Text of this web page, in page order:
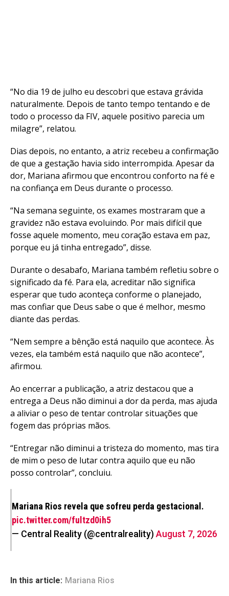
“No dia 19 de julho eu descobri que estava grávida
naturalmente. Depois de tanto tempo tentando e de
todo o processo da FIV, aquele positivo parecia um
milagre”, relatou.
Dias depois, no entanto, a atriz recebeu a confirmação
de que a gestação havia sido interrompida. Apesar da
dor, Mariana afirmou que encontrou conforto na fé e
na confiança em Deus durante o processo.
“Na semana seguinte, os exames mostraram que a
gravidez não estava evoluindo. Por mais difícil que
fosse aquele momento, meu coração estava em paz,
porque eu já tinha entregado”, disse.
Durante o desabafo, Mariana também refletiu sobre o
significado da fé. Para ela, acreditar não significa
esperar que tudo aconteça conforme o planejado,
mas confiar que Deus sabe o que é melhor, mesmo
diante das perdas.
“Nem sempre a bênção está naquilo que acontece. Às
vezes, ela também está naquilo que não acontece”,
afirmou.
Ao encerrar a publicação, a atriz destacou que a
entrega a Deus não diminui a dor da perda, mas ajuda
a aliviar o peso de tentar controlar situações que
fogem das próprias mãos.
“Entregar não diminui a tristeza do momento, mas tira
de mim o peso de lutar contra aquilo que eu não
posso controlar”, concluiu.
Mariana Rios revela que sofreu perda gestacional.
pic.twitter.com/fultzd0ih5
— Central Reality (@centralreality)August 7, 2026
In this article: Mariana Rios